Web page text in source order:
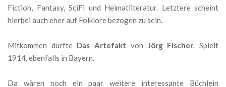
Fiction, Fantasy, SciFi und Heimatliteratur. Letztere scheint
hierbei auch eher auf Folklore bezogen zu sein.
Mitkommen durfte Das Artefakt von Jörg Fischer . Spielt
1914, ebenfalls in Bayern.
Da wären noch ein paar weitere interessante Büchlein